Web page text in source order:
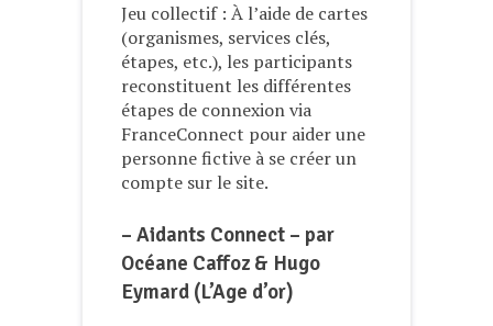
Jeu collectif : À l’aide de cartes
(organismes, services clés,
étapes, etc.), les participants
reconstituent les différentes
étapes de connexion via
FranceConnect pour aider une
personne fictive à se créer un
compte sur le site.
– Aidants Connect – par
Océane Caffoz & Hugo
Eymard (L’Age d’or)